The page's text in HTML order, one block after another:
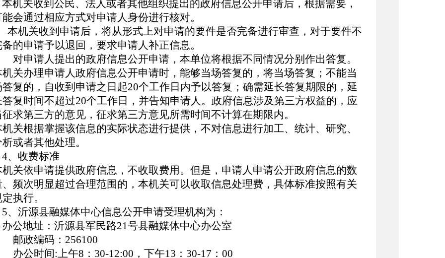
机关收到公民、法人或者其他组织提出的政府信息公开申请后，根据需要，
会通过相应方式对申请人身份进行核对。
机关收到申请后，将从形式上对申请的要件是否完备进行审查，对于要件不
的申请予以退回，要求申请人补正信息。
申请人提出的政府信息公开申请，本单位将根据不同情况分别作出答复。
机关办理申请人政府信息公开申请时，能够当场答复的，将当场答复；不能当
答复的，自收到申请之日起20个工作日内予以答复；确需延长答复期限的，延
答复时间不超过20个工作日，并告知申请人。政府信息涉及第三方权益的，应
求第三方的意见，征求第三方意见所需时间不计算在期限内。
关根据掌握该信息的实际状态进行提供，不对信息进行加工、统计、研究、
或者其他处理。
收费标准
机关依申请提供政府信息，不收取费用。但是，申请人申请公开政府信息的数
、频次明显超过合理范围的，本机关可以收取信息处理费，具体标准按照有关
执行。
沂源县融媒体中心信息公开申请受理机构为：
公地址：沂源县军民路21号县融媒体中心办公室
政编码：256100
公时间:上午8：30-12:00，下午13：30-17：00